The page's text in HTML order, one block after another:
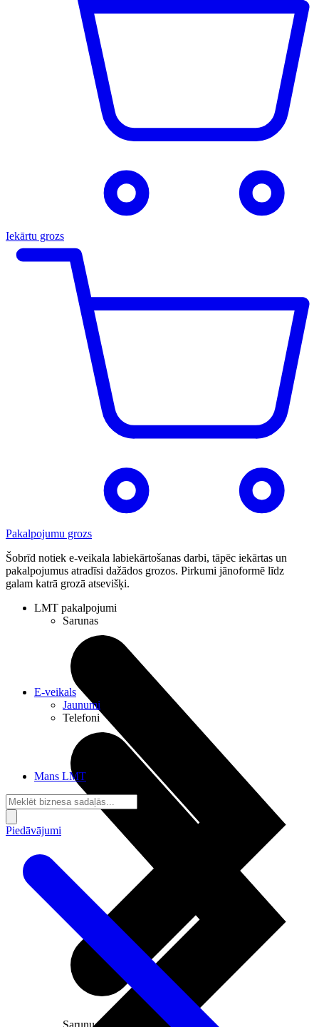
Iekārtu grozs
Pakalpojumu grozs
Šobrīd notiek e-veikala labiekārtošanas darbi, tāpēc iekārtas un
pakalpojumus atradīsi dažādos grozos. Pirkumi jānoformē līdz
galam katrā grozā atsevišķi.
LMT pakalpojumi
Sarunas
Sarunu pieslēgumi
E-veikals
Jaunumi
Telefoni
Mans LMT
Piedāvājumi